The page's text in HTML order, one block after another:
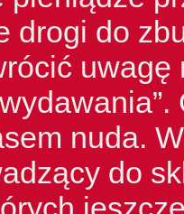
drogi do
uwagę
nuda.
do